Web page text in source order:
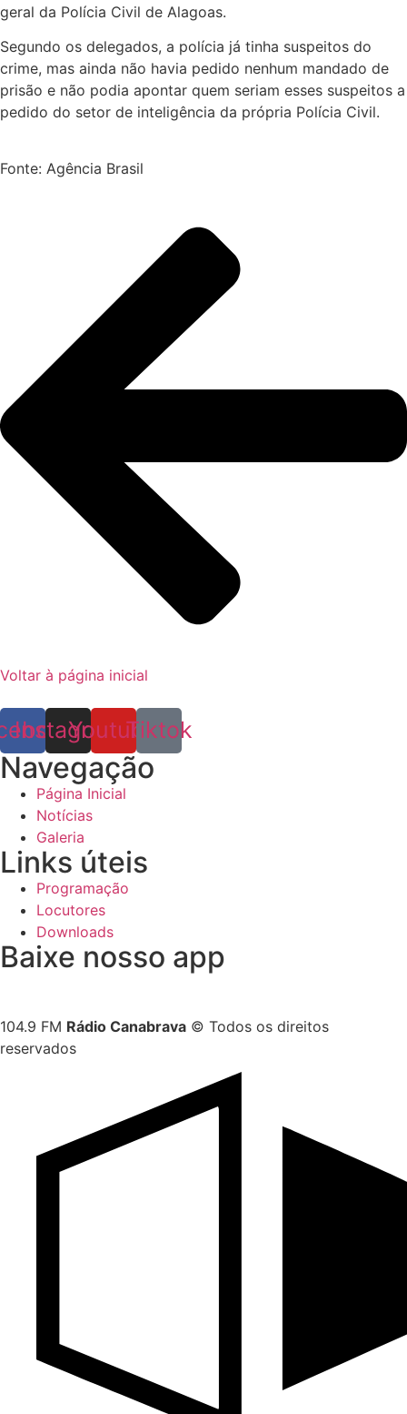
geral da Polícia Civil de Alagoas.
Segundo os delegados, a polícia já tinha suspeitos do
crime, mas ainda não havia pedido nenhum mandado de
prisão e não podia apontar quem seriam esses suspeitos a
pedido do setor de inteligência da própria Polícia Civil.
Fonte: Agência Brasil
Voltar à página inicial
Instagram
YoutubeTiktok
Navegação
Página Inicial
Notícias
Galeria
Links úteis
Programação
Locutores
Downloads
Baixe nosso app
104.9 FM Rádio Canabrava © Todos os direitos
reservados